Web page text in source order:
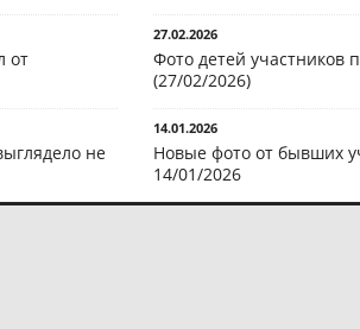
от
не
27.02.2026
Фото детей участников
(27/02/2026)
14.01.2026
Новые фото от бывших
14/01/2026